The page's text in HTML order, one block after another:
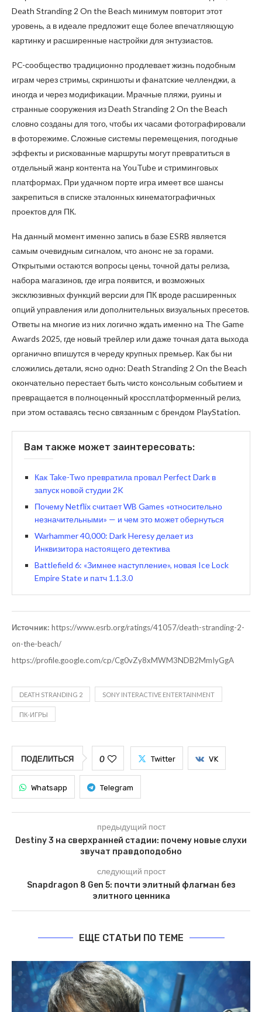
Death Stranding 2 On the Beach минимум повторит этот
уровень, а в идеале предложит еще более впечатляющую
картинку и расширенные настройки для энтузиастов.
PC-сообщество традиционно продлевает жизнь подобным
играм через стримы, скриншоты и фанатские челленджи, а
иногда и через модификации. Мрачные пляжи, руины и
странные сооружения из Death Stranding 2 On the Beach
словно созданы для того, чтобы их часами фотографировали
в фоторежиме. Сложные системы перемещения, погодные
эффекты и рискованные маршруты могут превратиться в
отдельный жанр контента на YouTube и стриминговых
платформах. При удачном порте игра имеет все шансы
закрепиться в списке эталонных кинематографичных
проектов для ПК.
На данный момент именно запись в базе ESRB является
самым очевидным сигналом, что анонс не за горами.
Открытыми остаются вопросы цены, точной даты релиза,
набора магазинов, где игра появится, и возможных
эксклюзивных функций версии для ПК вроде расширенных
опций управления или дополнительных визуальных пресетов.
Ответы на многие из них логично ждать именно на The Game
Awards 2025, где новый трейлер или даже точная дата выхода
органично впишутся в череду крупных премьер. Как бы ни
сложились детали, ясно одно: Death Stranding 2 On the Beach
окончательно перестает быть чисто консольным событием и
превращается в полноценный кроссплатформенный релиз,
при этом оставаясь тесно связанным с брендом PlayStation.
Вам также может заинтересовать:
Как Take-Two превратила провал Perfect Dark в
запуск новой студии 2K
Почему Netflix считает WB Games «относительно
незначительными» — и чем это может обернуться
Warhammer 40,000: Dark Heresy делает из
Инквизитора настоящего детектива
Battlefield 6: «Зимнее наступление», новая Ice Lock
Empire State и патч 1.1.3.0
Источник: https://www.esrb.org/ratings/41057/death-stranding-2-
on-the-beach/
https://profile.google.com/cp/Cg0vZy8xMWM3NDB2MmIyGgA
DEATH STRANDING 2 SONY INTERACTIVE ENTERTAINMENT
ПК-ИГРЫ
ПОДЕЛИТЬСЯ 0 Twitter VK
Whatsapp Telegram
предыдущий пост
Destiny 3 на сверхранней стадии: почему новые слухи
звучат правдоподобно
следующий прост
Snapdragon 8 Gen 5: почти элитный флагман без
элитного ценника
ЕЩЕ СТАТЬИ ПО ТЕМЕ